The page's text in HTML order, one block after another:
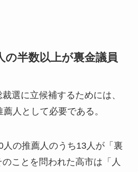
の半数以上が裏金議員
選に立候補するためには、
人として必要である。
人の推薦人のうち13人が「裏
ことを問われた高市は「人